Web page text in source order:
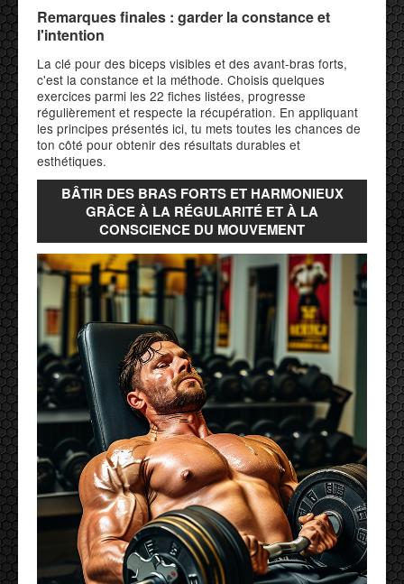
Remarques finales : garder la constance et
l'intention
La clé pour des biceps visibles et des avant-bras forts,
c'est la constance et la méthode. Choisis quelques
exercices parmi les 22 fiches listées, progresse
régulièrement et respecte la récupération. En appliquant
les principes présentés ici, tu mets toutes les chances de
ton côté pour obtenir des résultats durables et
esthétiques.
BÂTIR DES BRAS FORTS ET HARMONIEUX
GRÂCE À LA RÉGULARITÉ ET À LA
CONSCIENCE DU MOUVEMENT